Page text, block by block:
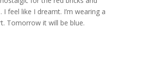
feel like I dreamt. I’m wearing a
Tomorrow it will be blue.